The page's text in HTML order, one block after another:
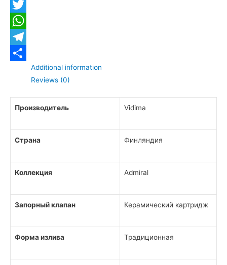
Facebook
Twitter
WhatsApp
Telegram
ОтправитьAdditional information
Reviews (0)
Производитель Vidima
Страна Финляндия
Коллекция Admiral
Запорный клапан Керамический картридж
Форма излива Традиционная